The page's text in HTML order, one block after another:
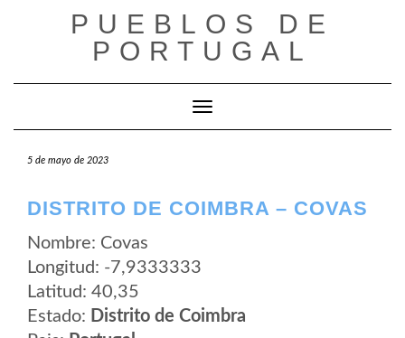
PUEBLOS DE
PORTUGAL
Cambiar modo de navegación
5 de mayo de 2023
DISTRITO DE COIMBRA – COVAS
Nombre: Covas
Longitud: -7,9333333
Latitud: 40,35
Estado: Distrito de Coimbra